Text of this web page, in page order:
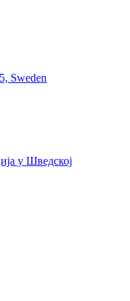
Sweden
у Шведској